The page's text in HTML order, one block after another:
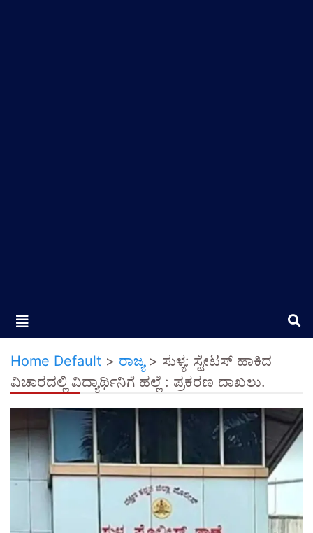
Home Default > ರಾಜ್ಯ> ಸುಳ್ಯ: ಸ್ಟೇಟಸ್ ಹಾಕಿದ
ವಿಚಾರದಲ್ಲಿ ವಿದ್ಯಾರ್ಥಿನಿಗೆ ಹಲ್ಲೆ : ಪ್ರಕರಣ ದಾಖಲು.